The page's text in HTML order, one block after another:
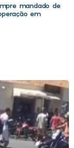
mandado de
em